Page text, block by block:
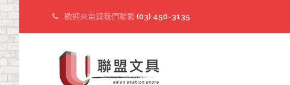
歡迎來電與我們聯繫 (03) 450-3135